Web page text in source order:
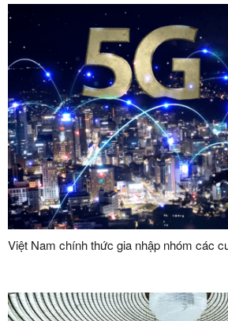
Việt Nam chính thức gia nhập nhóm các